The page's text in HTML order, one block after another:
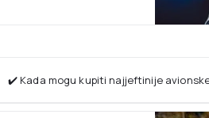
✔️ Kada mogu kupiti najjeftinije